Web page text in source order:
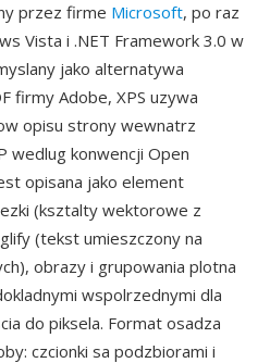
przez firme Microsoft, po raz
Vista i .NET Framework 3.0 w
jako alternatywa
firmy Adobe, XPS uzywa
opisu strony wewnatrz
wedlug konwencji Open
opisana jako element
(ksztalty wektorowe z
(tekst umieszczony na
obrazy i grupowania plotna
wspolrzednymi dla
do piksela. Format osadza
czcionki sa podzbiorami i